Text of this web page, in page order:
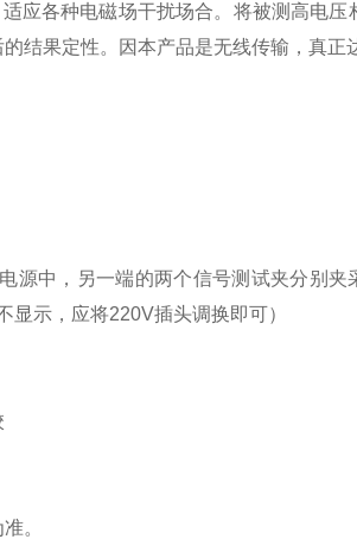
应各种电磁场干扰场合。将被测高电压
结果定性。因本产品是无线传输，真正
源中，另一端的两个信号测试夹分别
示，应将220V插头调换即可）
。